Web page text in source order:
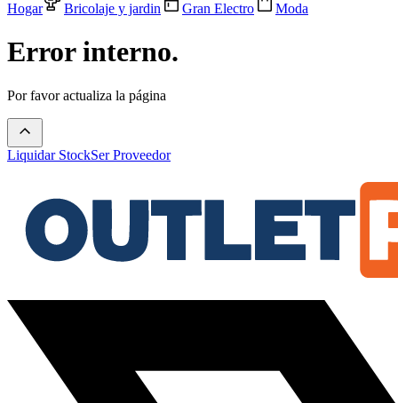
Hogar
Bricolaje y jardin Gran Electro Moda
Error interno.
Por favor actualiza la página
Liquidar StockSer Proveedor